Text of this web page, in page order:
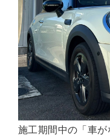
施工期間中の「車